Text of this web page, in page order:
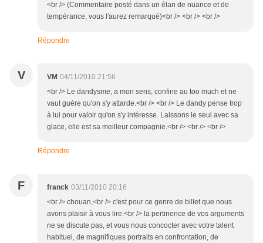
<br /> (Commentaire posté dans un élan de nuance et de
tempérance, vous l'aurez remarqué)<br /> <br /> <br />
Répondre
V VM 04/11/2010 21:56
<br /> Le dandysme, a mon sens, confine au too much et ne
vaut guère qu'on s'y attarde.<br /> <br /> Le dandy pense trop
à lui pour valoir qu'on s'y intéresse. Laissons le seul avec sa
glace, elle est sa meilleur compagnie.<br /> <br /> <br />
Répondre
F franck 03/11/2010 20:16
<br /> chouan,<br /> c'est pour ce genre de billet que nous
avons plaisir à vous lire.<br /> la pertinence de vos arguments
ne se discute pas, et vous nous concocter avec votre talent
habituel, de magnifiques portraits en confrontation, de